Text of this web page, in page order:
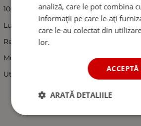
100mm X 90mm X 75mm
Lumina alb + rosu
Rezistente la apa
Montaj usor de realizat
Utilizare : remorci, platforme,
analiză, care le pot combina
informații pe care le-ați
care le-au colectat din
lor.
ARATĂ DETALIILE